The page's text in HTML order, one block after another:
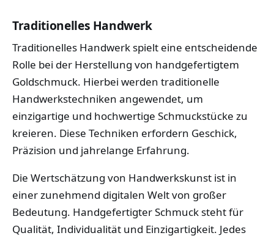
Traditionelles Handwerk
Traditionelles Handwerk spielt eine entscheidende
Rolle bei der Herstellung von handgefertigtem
Goldschmuck. Hierbei werden traditionelle
Handwerkstechniken angewendet, um
einzigartige und hochwertige Schmuckstücke zu
kreieren. Diese Techniken erfordern Geschick,
Präzision und jahrelange Erfahrung.
Die Wertschätzung von Handwerkskunst ist in
einer zunehmend digitalen Welt von großer
Bedeutung. Handgefertigter Schmuck steht für
Qualität, Individualität und Einzigartigkeit. Jedes